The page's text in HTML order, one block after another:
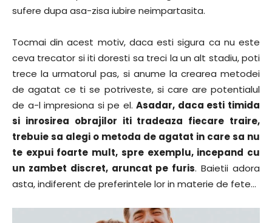
sufere dupa asa-zisa iubire neimpartasita.
Tocmai din acest motiv, daca esti sigura ca nu este
ceva trecator si iti doresti sa treci la un alt stadiu, poti
trece la urmatorul pas, si anume la crearea metodei
de agatat ce ti se potriveste, si care are potentialul
de a-l impresiona si pe el.Asadar, daca esti timida
si inrosirea obrajilor iti tradeaza fiecare traire,
trebuie sa alegi o metoda de agatat in care sa nu
te expui foarte mult, spre exemplu, incepand cu
un zambet discret, aruncat pe furis. Baietii adora
asta, indiferent de preferintele lor in materie de fete…